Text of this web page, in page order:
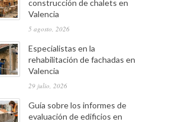
construcción de chalets en
Valencia
5 agosto, 2026
Especialistas en la
rehabilitación de fachadas en
Valencia
29 julio, 2026
Guía sobre los informes de
evaluación de edificios en